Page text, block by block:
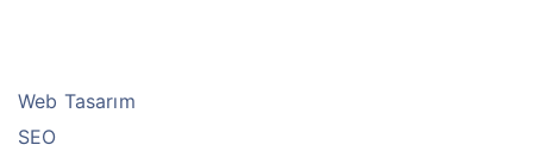
Web Tasarım
SEO